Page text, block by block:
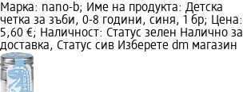
Марка: nano-b; Име на продукта: Детска
четка за зъби, 0-8 години, синя, 1 бр; Цена:
5,60 €; Наличност: Статус зелен Налично за
доставка, Статус сив Изберете dm магазин